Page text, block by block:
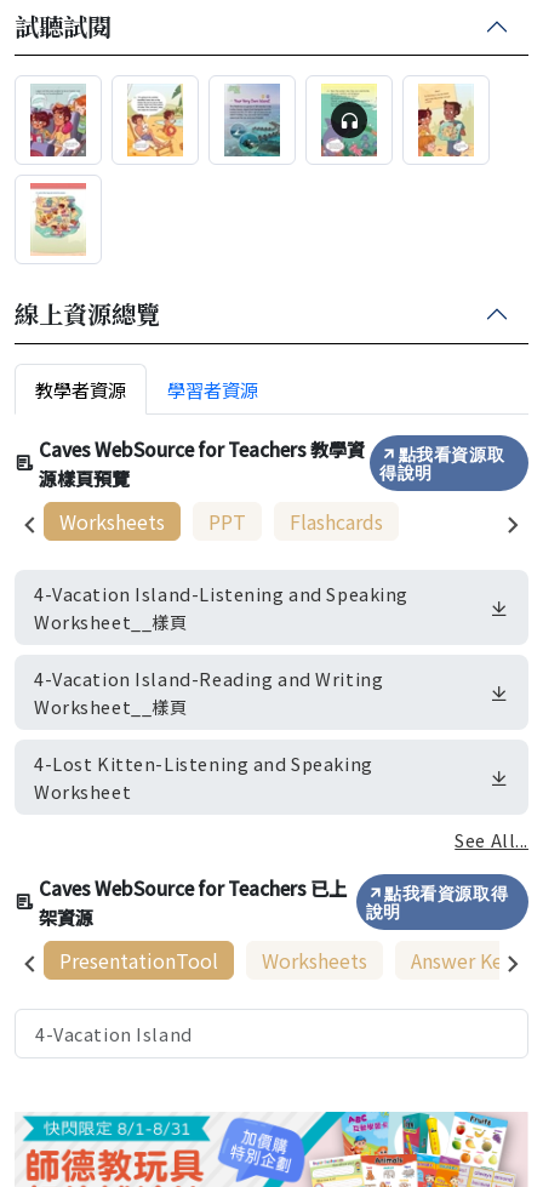
試聽試閱
線上資源總覽
教學者資源 學習者資源
Caves WebSource for Teachers 教學資
源樣頁預覽
點我看資源取
得說明
Worksheets PPT Flashcards
4-Vacation Island-Listening and Speaking
Worksheet__樣頁
4-Vacation Island-Reading and Writing
Worksheet__樣頁
4-Lost Kitten-Listening and Speaking
Worksheet
See All...
Caves WebSource for Teachers 已上
架資源
點我看資源取得
說明
PresentationTool Worksheets Answer Keys
4-Vacation Island